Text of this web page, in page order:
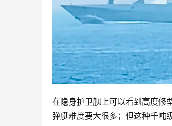
在隐身护卫舰上可以看到高度修
弹艇难度要大很多；但这种千吨